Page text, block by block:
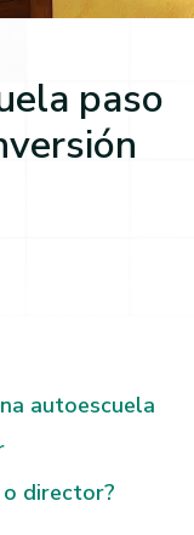
paso
autoescuela
director?